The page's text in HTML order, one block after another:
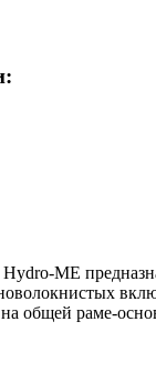
ME
общей раме-